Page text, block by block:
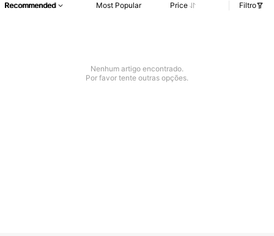
Recommended Most Popular Price Filtro
Nenhum artigo encontrado.
Por favor tente outras opções.